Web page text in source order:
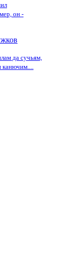
он -
да сучьям,
канючим....